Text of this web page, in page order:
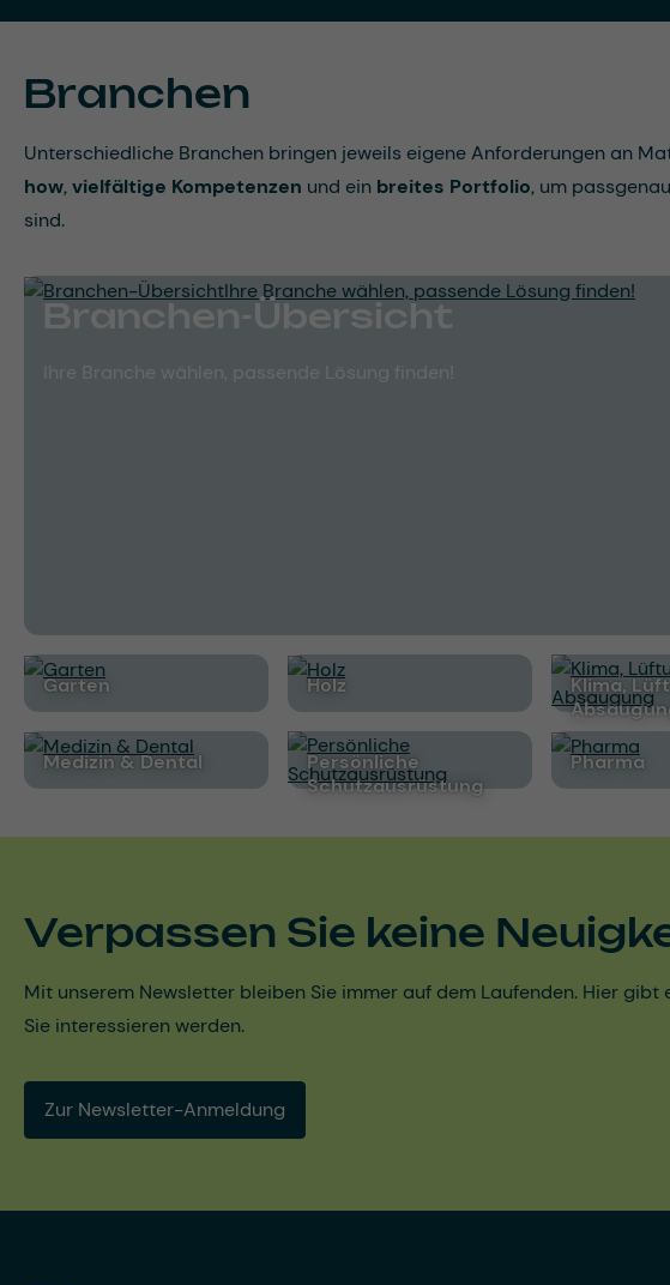
Branchen
Unterschiedliche Branchen bringen jeweils eigene Anforderungen an
how,vielfältige Kompetenzen und ein breites Portfolio, um
sind.
Branchen-Übersicht
Ihre Branche wählen, passende Lösung finden!
Garten Holz
Klima, Lüftung &
Medizin & Dental
Persönliche
Schutzausrüstung
Pharma
Verpassen Sie keine
Mit unserem Newsletter bleiben Sie immer auf dem Laufenden. Hier
Sie interessieren werden.
Zur Newsletter-Anmeldung